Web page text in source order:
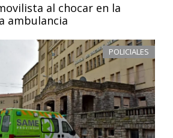
al chocar en la
ambulancia
POLICIALES